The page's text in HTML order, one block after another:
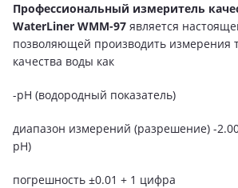
Профессиональный измеритель
WaterLiner WMM-97 является
позволяющей производить измерения
качества воды как
-pH (водородный показатель)
диапазон измерений (разрешение) -
pH)
погрешность ±0.01 + 1 цифра